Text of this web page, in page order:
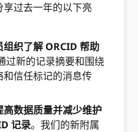
过去一年的以下亮
织了解 ORCID 帮助
过新的记录摘要和围绕
信任标记的消息传
数据质量并减少维护
记录。我们的新附属